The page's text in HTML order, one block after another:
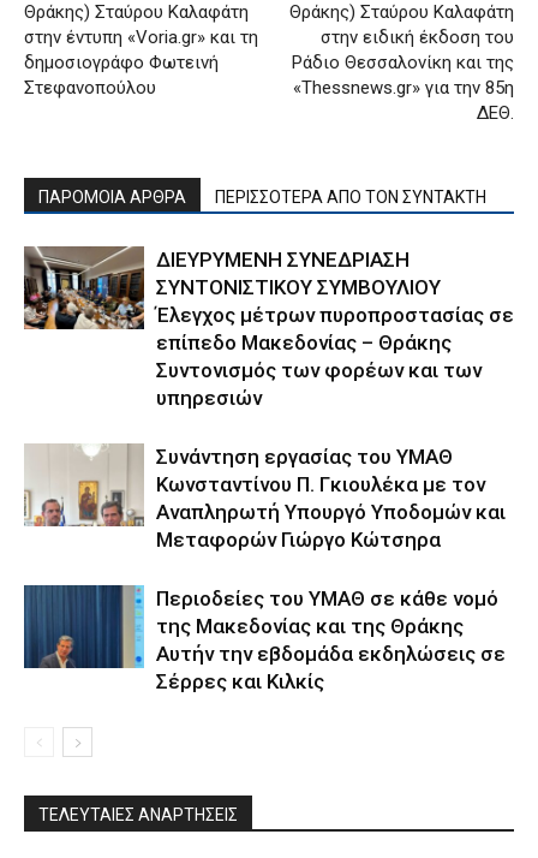
Θράκης) Σταύρου Καλαφάτη
στην έντυπη «Voria.gr» και τη
δημοσιογράφο Φωτεινή
Στεφανοπούλου
Θράκης) Σταύρου Καλαφάτη
στην ειδική έκδοση του
Ράδιο Θεσσαλονίκη και της
«Thessnews.gr» για την 85η
ΔΕΘ.
ΠΑΡΟΜΟΙΑ ΑΡΘΡΑ ΠΕΡΙΣΣΟΤΕΡΑ ΑΠΟ ΤΟΝ ΣΥΝΤΑΚΤΗ
ΔΙΕΥΡΥΜΕΝΗ ΣΥΝΕΔΡΙΑΣΗ
ΣΥΝΤΟΝΙΣΤΙΚΟΥ ΣΥΜΒΟΥΛΙΟΥ
Έλεγχος μέτρων πυροπροστασίας σε
επίπεδο Μακεδονίας – Θράκης
Συντονισμός των φορέων και των
υπηρεσιών
Συνάντηση εργασίας του ΥΜΑΘ
Κωνσταντίνου Π. Γκιουλέκα με τον
Αναπληρωτή Υπουργό Υποδομών και
Μεταφορών Γιώργο Κώτσηρα
Περιοδείες του ΥΜΑΘ σε κάθε νομό
της Μακεδονίας και της Θράκης
Αυτήν την εβδομάδα εκδηλώσεις σε
Σέρρες και Κιλκίς
ΤΕΛΕΥΤΑΙΕΣ ΑΝΑΡΤΗΣΕΙΣ